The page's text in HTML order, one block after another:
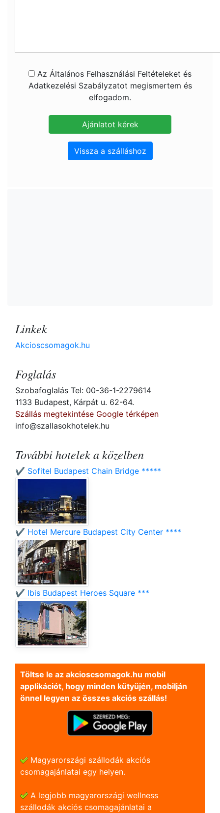
Az Általános Felhasználási Feltételeket és
Adatkezelési Szabályzatot megismertem és
elfogadom.
Vissza a szálláshoz
Linkek
Akcioscsomagok.hu
Foglalás
Szobafoglalás Tel: 00-36-1-2279614
1133 Budapest, Kárpát u. 62-64.
Szállás megtekintése Google térképen
info@szallasokhotelek.hu
További hotelek a közelben
✔️ Sofitel Budapest Chain Bridge *****
✔️ Hotel Mercure Budapest City Center ****
✔️ Ibis Budapest Heroes Square ***
Töltse le az akcioscsomagok.hu mobil
applikációt, hogy minden kütyüjén, mobilján
önnel legyen az összes akciós szállás!
Magyarországi szállodák akciós
csomagajánlatai egy helyen.
A legjobb magyarországi wellness
szállodák akciós csomagajánlatai a